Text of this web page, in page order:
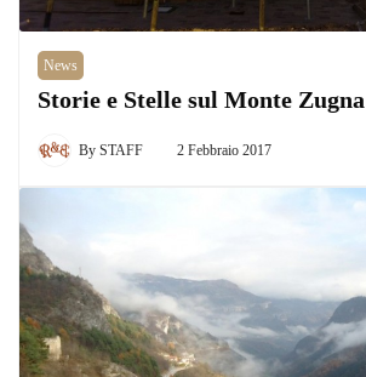
News
Storie e Stelle sul Monte Zugna
By STAFF 2 Febbraio 2017